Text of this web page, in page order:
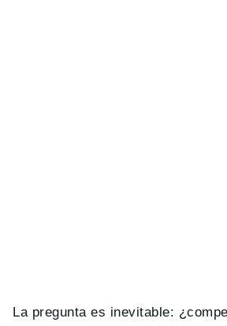
La pregunta es inevitable: